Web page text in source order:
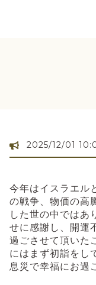
2025/12/01
今年はイスラエル
の戦争、物価の高
した世の中ではあ
せに感謝し、開運
過ごさせて頂いた
にはまず初詣をし
息災で幸福にお過